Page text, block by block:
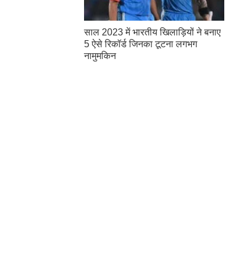
साल 2023 में भारतीय खिलाड़ियों ने बनाए
5 ऐसे रिकॉर्ड जिनका टूटना लगभग
नामुमकिन